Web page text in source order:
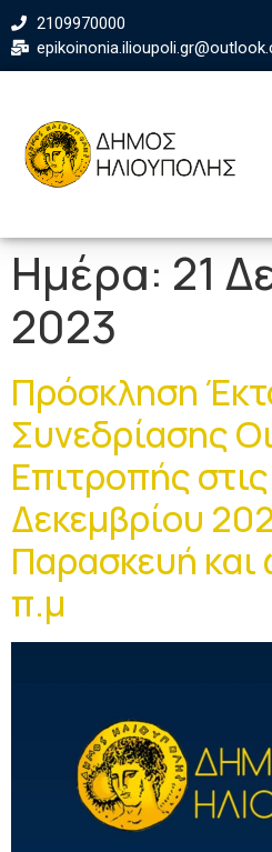
2109970000
Ημέρα: 21
2023
Πρόσκληση
Συνεδρίασης
Επιτροπής
Δεκεμβρίου
Παρασκευή
π.μ